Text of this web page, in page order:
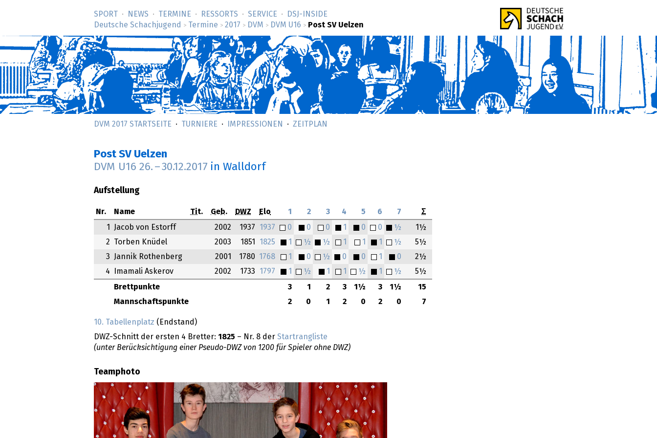
SPORT NEWS TERMINE RESSORTS SERVICE
DSJ-­INSIDE
Deutsche Schachjugend
> Termine > 2017 > DVM > DVM U16 > Post SV Uelzen
DVM 2017 STARTSEITE TURNIERE IMPRESSIONEN ZEITPLAN
Post SV Uelzen
DVM U16 26. –30.12.2017 in Walldorf
Aufstellung
Nr. Name Tit. Geb. DWZ Elo 1 2 3 4 5 6 7 Σ
Brettpunkte 3 1 2 3 1½ 3 1½
15
Mannschaftspunkte
2 0 1 2 0 2 0 7
1 Jacob von Estorff 2002 1937 1937 0 0 0 1 0 0 ½
1½
2
Torben Knüdel 2003 1851 1825 1 ½ ½ 1 1 1 ½
5½
3
Jannik Rothenberg 2001 1780 1768 1 0 ½ 0 0 1 0
2½
4
Imamali Askerov 2002 1733 1797 1 ½ 1 1 ½ 1 ½ 5½
10. Tabellenplatz (Endstand)
DWZ-Schnitt der ersten 4 Bretter: 1825 – Nr. 8 der Startrangliste
(unter Berücksichtigung einer Pseudo-DWZ von 1200 für Spieler ohne DWZ)
Teamphoto